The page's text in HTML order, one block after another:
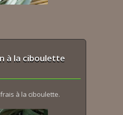
à la ciboulette
à la ciboulette.